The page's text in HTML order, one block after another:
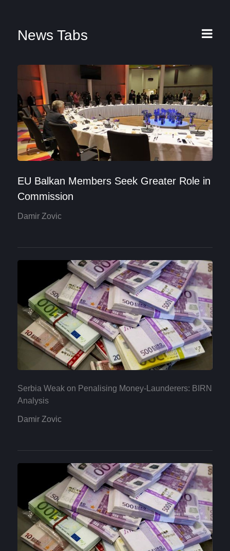
News Tabs
EU Balkan Members Seek Greater Role in
Commission
Damir Zovic
Serbia Weak on Penalising Money-Launderers: BIRN
Analysis
Damir Zovic